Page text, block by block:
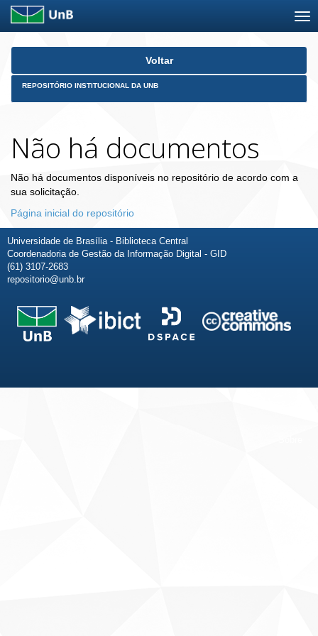
Skip
Voltar
REPOSITÓRIO INSTITUCIONAL DA UNB
Não há documentos
Não há documentos disponíveis no repositório de acordo com a
sua solicitação.
Página inicial do repositório
Universidade de Brasília - Biblioteca Central
Coordenadoria de Gestão da Informação Digital - GID
(61) 3107-2683
repositorio@unb.br